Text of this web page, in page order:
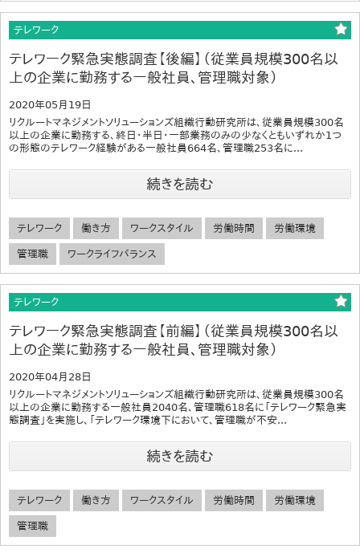
テレワーク
テレワーク緊急実態調査【後編】（従業員規模300名以
上の企業に勤務する一般社員、管理職対象）
2020年05月19日
リクルートマネジメントソリューションズ組織行動研究所は、従業員規模300名
以上の企業に勤務する、終日・半日・一部業務のみの少なくともいずれか1つ
の形態のテレワーク経験がある一般社員664名、管理職253名に...
続きを読む
テレワーク 働き方 ワークスタイル 労働時間 労働環境
管理職 ワークライフバランス
テレワーク
テレワーク緊急実態調査【前編】（従業員規模300名以
上の企業に勤務する一般社員、管理職対象）
2020年04月28日
リクルートマネジメントソリューションズ組織行動研究所は、従業員規模300名
以上の企業に勤務する一般社員2040名、管理職618名に「テレワーク緊急実
態調査」を実施し、「テレワーク環境下において、管理職が不安...
続きを読む
テレワーク 働き方 ワークスタイル 労働時間 労働環境
管理職